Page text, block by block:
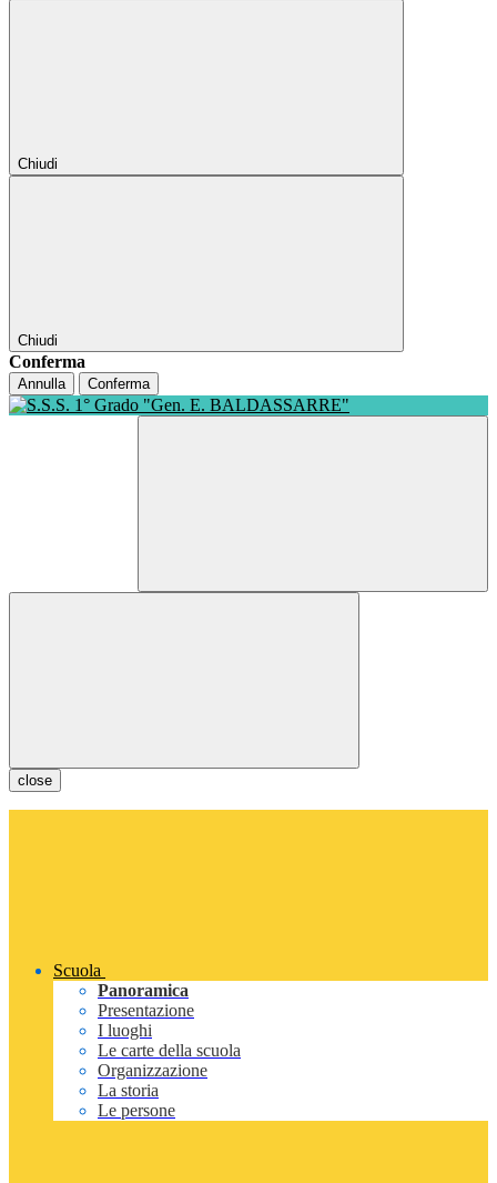
Chiudi
Chiudi
Conferma
Annulla Conferma
close
Scuola
Panoramica
Presentazione
I luoghi
Le carte della scuola
Organizzazione
La storia
Le persone